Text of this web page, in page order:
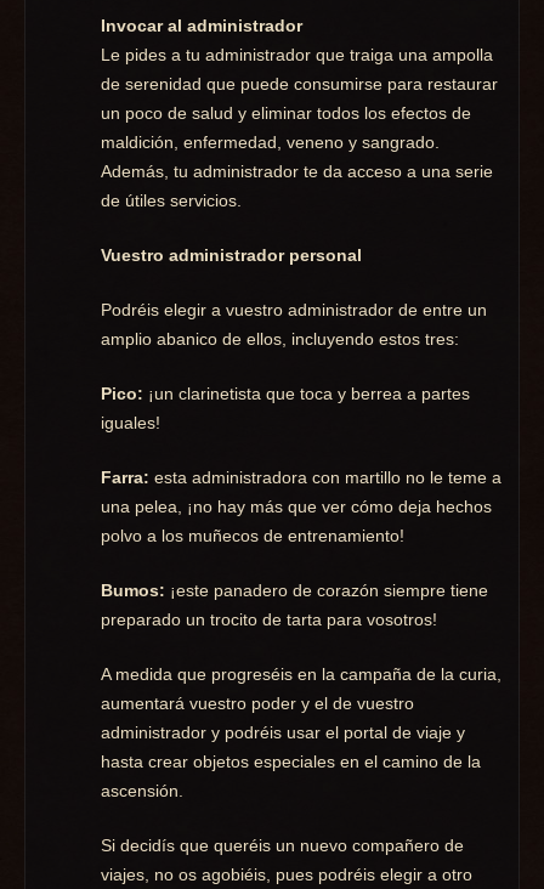
Invocar al administrador
Le pides a tu administrador que traiga una ampolla
de serenidad que puede consumirse para restaurar
un poco de salud y eliminar todos los efectos de
maldición, enfermedad, veneno y sangrado.
Además, tu administrador te da acceso a una serie
de útiles servicios.
Vuestro administrador personal
Podréis elegir a vuestro administrador de entre un
amplio abanico de ellos, incluyendo estos tres:
Pico: ¡un clarinetista que toca y berrea a partes
iguales!
Farra: esta administradora con martillo no le teme a
una pelea, ¡no hay más que ver cómo deja hechos
polvo a los muñecos de entrenamiento!
Bumos: ¡este panadero de corazón siempre tiene
preparado un trocito de tarta para vosotros!
A medida que progreséis en la campaña de la curia,
aumentará vuestro poder y el de vuestro
administrador y podréis usar el portal de viaje y
hasta crear objetos especiales en el camino de la
ascensión.
Si decidís que queréis un nuevo compañero de
viajes, no os agobiéis, pues podréis elegir a otro